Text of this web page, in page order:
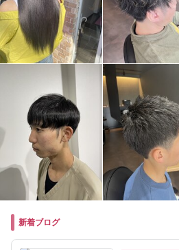
新着ブログ